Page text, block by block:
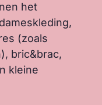
het
(zoals
bric&brac,
kleine